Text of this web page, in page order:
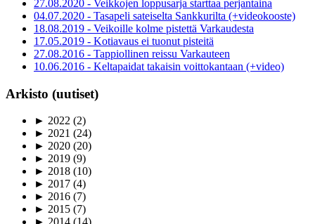
27.08.2020 - Veikkojen loppusarja starttaa perjantaina
04.07.2020 - Tasapeli sateiselta Sankkurilta (+videokooste)
18.08.2019 - Veikoille kolme pistettä Varkaudesta
17.05.2019 - Kotiavaus ei tuonut pisteitä
27.08.2016 - Tappiollinen reissu Varkauteen
10.06.2016 - Keltapaidat takaisin voittokantaan (+video)
Arkisto (uutiset)
► 2022 (2)
► 2021 (24)
► 2020 (20)
► 2019 (9)
► 2018 (10)
► 2017 (4)
► 2016 (7)
► 2015 (7)